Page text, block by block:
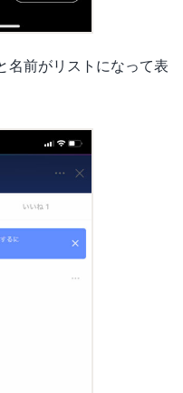
前がリストになって表